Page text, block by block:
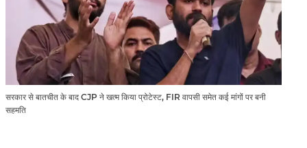
सरकार से बातचीत के बाद CJP ने खत्म किया प्रोटेस्ट, FIR वापसी समेत कई मांगों पर बनी
सहमति